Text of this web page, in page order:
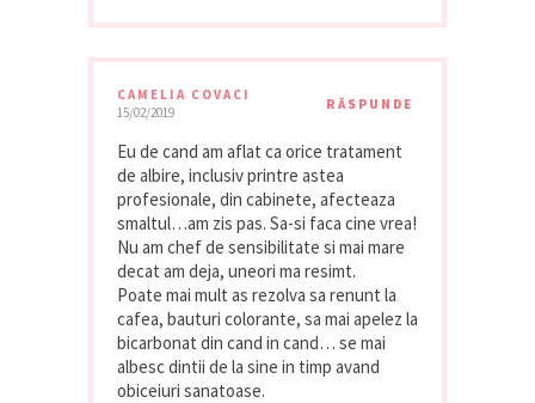
CAMELIA COVACI
15/02/2019
RĂSPUNDE
Eu de cand am aflat ca orice tratament
de albire, inclusiv printre astea
profesionale, din cabinete, afecteaza
smaltul…am zis pas. Sa-si faca cine vrea!
Nu am chef de sensibilitate si mai mare
decat am deja, uneori ma resimt.
Poate mai mult as rezolva sa renunt la
cafea, bauturi colorante, sa mai apelez la
bicarbonat din cand in cand… se mai
albesc dintii de la sine in timp avand
obiceiuri sanatoase.